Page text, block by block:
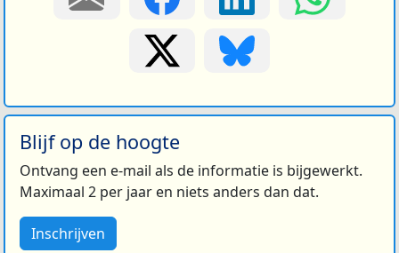
Blijf op de hoogte
Ontvang een e-mail als de informatie is bijgewerkt.
Maximaal 2 per jaar en niets anders dan dat.
Inschrijven